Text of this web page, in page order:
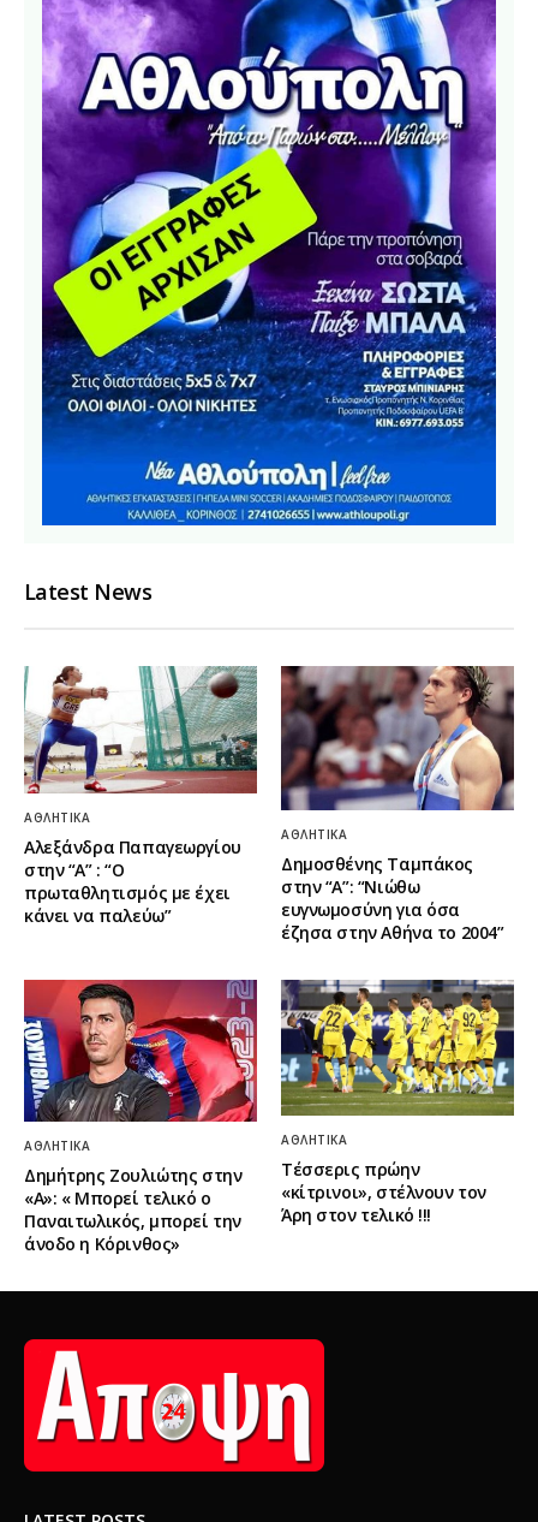
Latest News
ΑΘΛΗΤΙΚΆ
Αλεξάνδρα Παπαγεωργίου
στην “Α” : “Ο
πρωταθλητισμός με έχει
κάνει να παλεύω”
ΑΘΛΗΤΙΚΆ
Δημοσθένης Ταμπάκος
στην “A”: “Νιώθω
ευγνωμοσύνη για όσα
έζησα στην Αθήνα το 2004”
ΑΘΛΗΤΙΚΆ
Δημήτρης Ζουλιώτης στην
«Α»: « Μπορεί τελικό ο
Παναιτωλικός, μπορεί την
άνοδο η Κόρινθος»
ΑΘΛΗΤΙΚΆ
Τέσσερις πρώην
«κίτρινοι», στέλνουν τον
Άρη στον τελικό !!!